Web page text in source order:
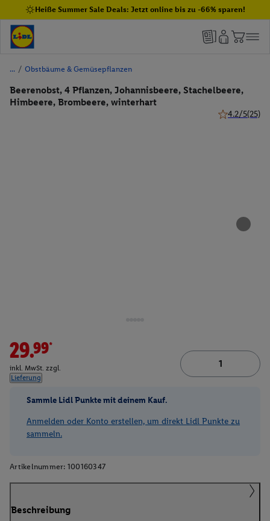
Heiße Summer Sale Deals: Jetzt online bis zu -66% sparen!
/ Obstbäume & Gemüsepflanzen
Beerenobst, 4 Pflanzen, Johannisbeere, Stachelbeere,
Himbeere, Brombeere, winterhart
4.2/5(25)
29.99*
inkl. MwSt. zzgl.
Lieferung
Sammle Lidl Punkte mit deinem Kauf.
Anmelden oder Konto erstellen, um direkt Lidl Punkte zu
sammeln.
Artikelnummer: 100160347
Beschreibung